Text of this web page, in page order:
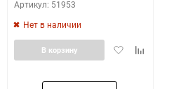
Артикул: 51953
Нет в наличии
ДобавитьДобавить
В корзину